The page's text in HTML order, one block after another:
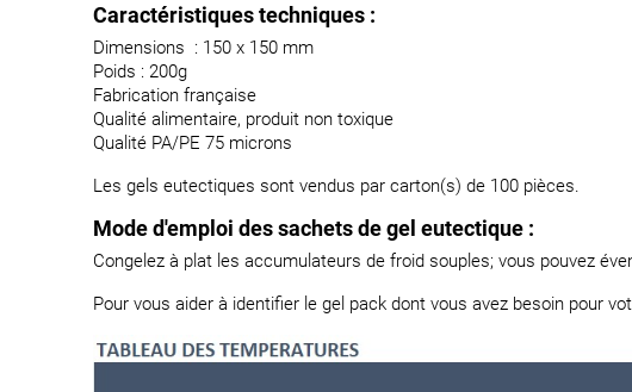
Caractéristiques techniques :
Dimensions : 150 x 150 mm
Poids : 200g
Fabrication française
Qualité alimentaire, produit non toxique
Qualité PA/PE 75 microns
Les gels eutectiques sont vendus par carton(s) de 100 pièces.
Mode d'emploi des sachets de gel eutectique :
Congelez à plat les accumulateurs de froid souples; vous pouvez
Pour vous aider à identifier le gel pack dont vous avez besoin pour